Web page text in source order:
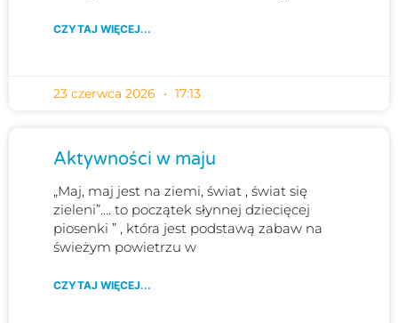
CZYTAJ WIĘCEJ...
23 czerwca 2026 17:13
Aktywności w maju
„Maj, maj jest na ziemi, świat , świat się
zieleni”…. to początek słynnej dziecięcej
piosenki ” , która jest podstawą zabaw na
świeżym powietrzu w
CZYTAJ WIĘCEJ...